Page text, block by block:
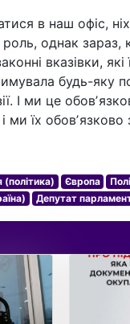
в наш офіс,
однак
вказівки,
будь-яку
І ми це
ми їх
(політика) Європа
Депутат